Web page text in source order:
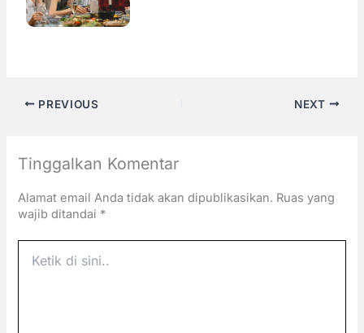
PREVIOUS NEXT
Tinggalkan Komentar
Alamat email Anda tidak akan dipublikasikan. Ruas yang
wajib ditandai *